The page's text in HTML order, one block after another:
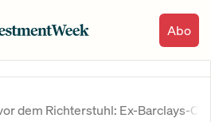
Abo
dem Richterstuhl: Ex-Barclays-